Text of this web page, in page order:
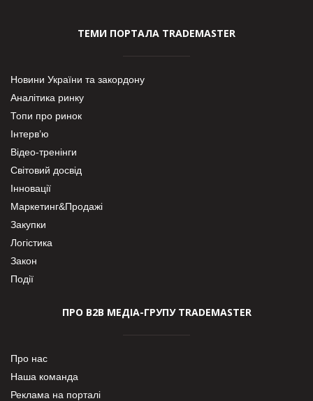
ТЕМИ ПОРТАЛА TRADEMASTER
Новини України та закордону
Аналітика ринку
Топи про ринок
Інтерв’ю
Відео-тренінги
Світовий досвід
Інновації
Маркетинг&Продажі
Закупки
Логістика
Закон
Події
ПРО В2В МЕДІА-ГРУПУ TRADEMASTER
Про нас
Наша команда
Реклама на порталі